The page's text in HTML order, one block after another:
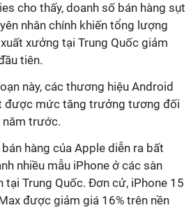
cho thấy, doanh số bán hàng sụt
nhân chính khiến tổng lượng
xưởng tại Trung Quốc giảm
tiên.
này, các thương hiệu Android
được mức tăng trưởng tương đối
năm trước.
hàng của Apple diễn ra bất
nhiều mẫu iPhone ở các sàn
Trung Quốc. Đơn cử, iPhone 15
được giảm giá 16% trên nền